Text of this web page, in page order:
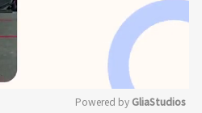
Powered by GliaStudios